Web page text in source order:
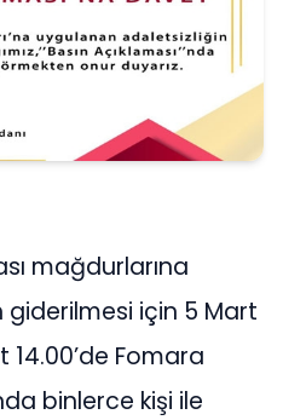
mağdurlarına
giderilmesi için 5 Mart
Fomara
binlerce kişi ile